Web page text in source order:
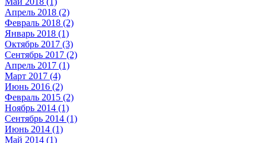
Апрель 2018 (2)
Февраль 2018 (2)
Январь 2018 (1)
Октябрь 2017 (3)
Сентябрь 2017 (2)
Апрель 2017 (1)
Март 2017 (4)
Июнь 2016 (2)
Февраль 2015 (2)
Ноябрь 2014 (1)
Сентябрь 2014 (1)
Июнь 2014 (1)
Май 2014 (1)